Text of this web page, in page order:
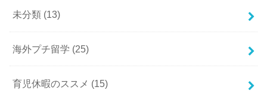
未分類 (13)
海外プチ留学 (25)
育児休暇のススメ (15)